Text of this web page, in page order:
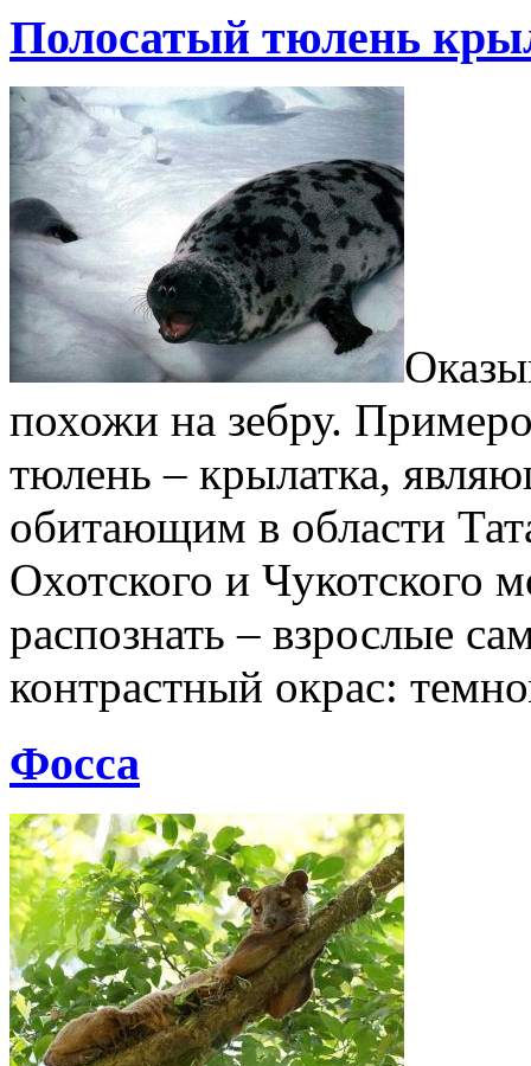
Полосатый тюлень
похожи на зебру.
тюлень – крылатка,
обитающим в области
Охотского и Чукотского
распознать – взрослые
контрастный окрас:
Фосса